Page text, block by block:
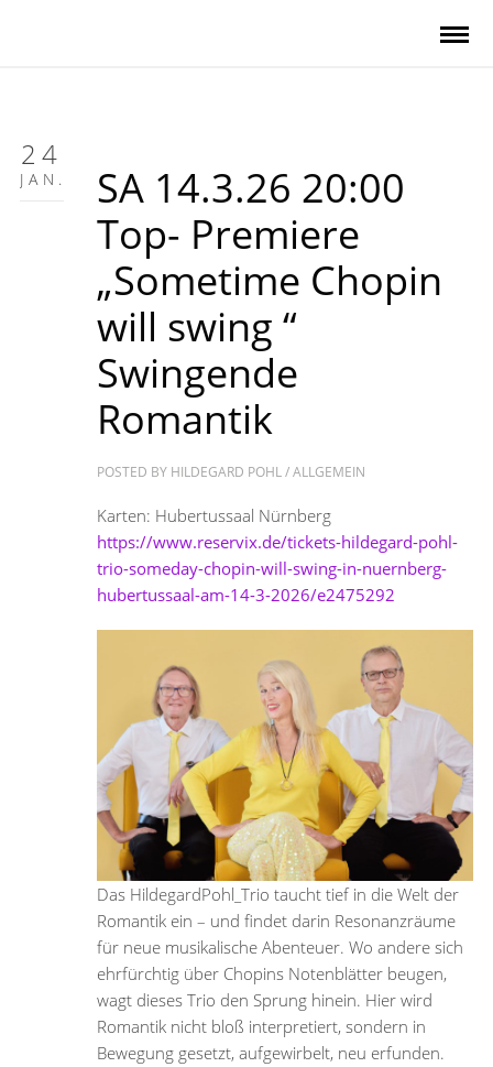
24
JAN.
SA 14.3.26 20:00
Top- Premiere
„Sometime Chopin
will swing “
Swingende
Romantik
POSTED BY HILDEGARD POHL/ALLGEMEIN
Karten: Hubertussaal Nürnberg
https://www.reservix.de/tickets-hildegard-pohl-
trio-someday-chopin-will-swing-in-nuernberg-
hubertussaal-am-14-3-2026/e2475292
Das HildegardPohl_Trio taucht tief in die Welt der
Romantik ein – und findet darin Resonanzräume
für neue musikalische Abenteuer. Wo andere sich
ehrfürchtig über Chopins Notenblätter beugen,
wagt dieses Trio den Sprung hinein. Hier wird
Romantik nicht bloß interpretiert, sondern in
Bewegung gesetzt, aufgewirbelt, neu erfunden.